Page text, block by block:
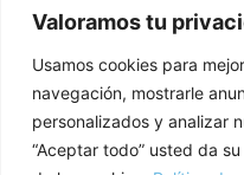
Valoramos tu
Usamos cookies para
navegación, mostrarle
personalizados y analizar
“Aceptar todo” usted da
LEGAL
Aviso legal
Política de Cookies